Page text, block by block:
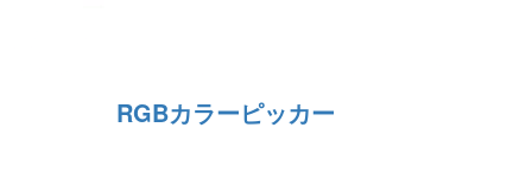
RGBカラーピッカー